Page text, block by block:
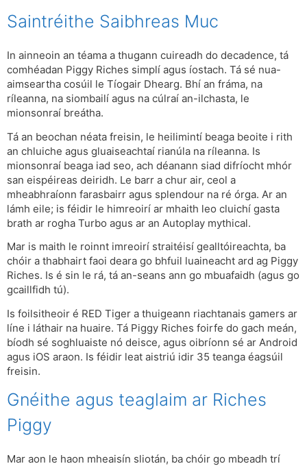
Saintréithe Saibhreas Muc
In ainneoin an téama a thugann cuireadh do decadence, tá
comhéadan Piggy Riches simplí agus íostach. Tá sé nua-
aimseartha cosúil le Tíogair Dhearg. Bhí an fráma, na
ríleanna, na siombailí agus na cúlraí an-ilchasta, le
mionsonraí breátha.
Tá an beochan néata freisin, le heilimintí beaga beoite i rith
an chluiche agus gluaiseachtaí rianúla na ríleanna. Is
mionsonraí beaga iad seo, ach déanann siad difríocht mhór
san eispéireas deiridh. Le barr a chur air, ceol a
mheabhraíonn farasbairr agus splendour na ré órga. Ar an
lámh eile; is féidir le himreoirí ar mhaith leo cluichí gasta
brath ar rogha Turbo agus ar an Autoplay mythical.
Mar is maith le roinnt imreoirí straitéisí gealltóireachta, ba
chóir a thabhairt faoi deara go bhfuil luaineacht ard ag Piggy
Riches. Is é sin le rá, tá an-seans ann go mbuafaidh (agus go
gcaillfidh tú).
Is foilsitheoir é RED Tiger a thuigeann riachtanais gamers ar
líne i láthair na huaire. Tá Piggy Riches foirfe do gach meán,
bíodh sé soghluaiste nó deisce, agus oibríonn sé ar Android
agus iOS araon. Is féidir leat aistriú idir 35 teanga éagsúil
freisin.
Gnéithe agus teaglaim ar Riches
Piggy
Mar aon le haon mheaisín sliotán, ba chóir go mbeadh trí